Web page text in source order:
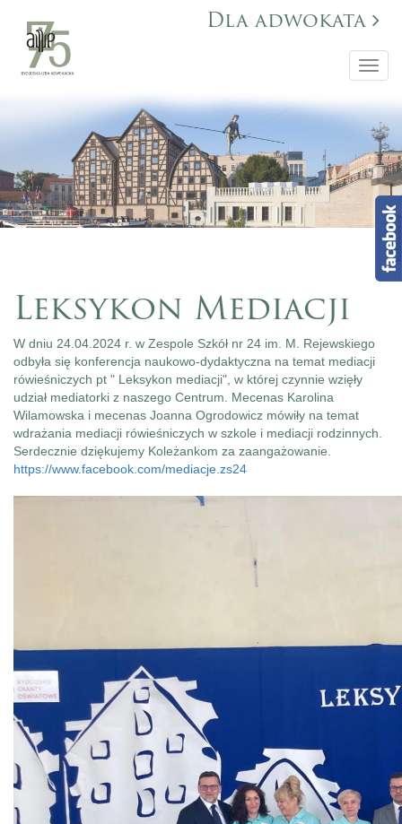
Dla adwokata
Leksykon Mediacji
W dniu 24.04.2024 r. w Zespole Szkół nr 24 im. M. Rejewskiego
odbyła się konferencja naukowo-dydaktyczna na temat mediacji
rówieśniczych pt " Leksykon mediacji", w której czynnie wzięły
udział mediatorki z naszego Centrum. Mecenas Karolina
Wilamowska i mecenas Joanna Ogrodowicz mówiły na temat
wdrażania mediacji rówieśniczych w szkole i mediacji rodzinnych.
Serdecznie dziękujemy Koleżankom za zaangażowanie.
https://www.facebook.com/mediacje.zs24